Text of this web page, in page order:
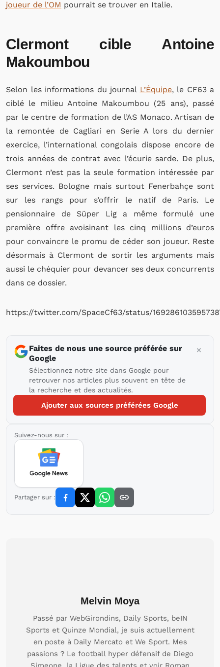
joueur de l’OM pourrait se trouver en Italie.
Clermont cible Antoine
Makoumbou
Selon les informations du journal L’Équipe, le CF63 a
ciblé le milieu Antoine Makoumbou (25 ans), passé
par le centre de formation de l’AS Monaco. Artisan de
la remontée de Cagliari en Serie A lors du dernier
exercice, l’international congolais dispose encore de
trois années de contrat avec l’écurie sarde. De plus,
Clermont n’est pas la seule formation intéressée par
ses services. Bologne mais surtout Fenerbahçe sont
sur les rangs pour s’offrir le natif de Paris. Le
pensionnaire de Süper Lig a même formulé une
première offre avoisinant les cinq millions d’euros
pour convaincre le promu de céder son joueur. Reste
désormais à Clermont de sortir les arguments mais
aussi le chéquier pour devancer ses deux concurrents
dans ce dossier.
https://twitter.com/SpaceCf63/status/
Faites de nous une source préférée sur
Google
Sélectionnez notre site dans Google pour
retrouver nos articles plus souvent en tête de
la recherche et des actualités.
Ajouter aux sources préférées Google
Suivez-nous sur :
Partager sur :
Melvin Moya
Passé par WebGirondins, Daily Sports, beIN
Sports et Quinze Mondial, je suis actuellement
en poste à Daily Mercato et We Sport. Mes
passions ? Le football hyper défensif de Diego